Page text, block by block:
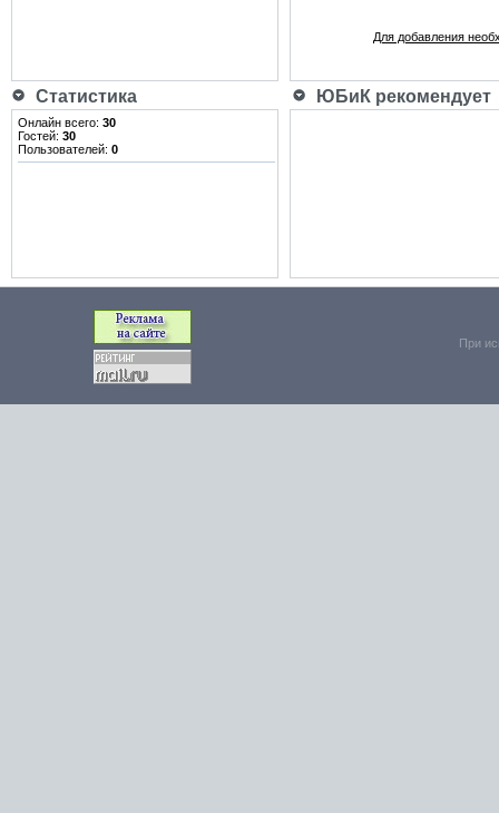
Для добавления
Статистика ЮБиК рекомендует
Онлайн всего: 30
Гостей: 30
Пользователей: 0
При